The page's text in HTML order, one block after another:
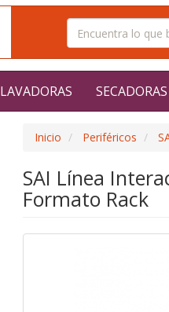
LAVADORAS SECADORAS
Inicio Periféricos
SAI Línea
Formato Rack